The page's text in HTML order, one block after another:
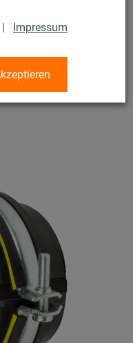
| Impressum
H, M, T
M, Iso 15,5-25 mm,